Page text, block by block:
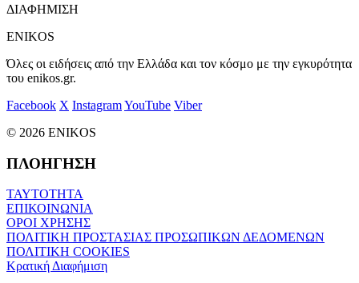
ΔΙΑΦΗΜΙΣΗ
ENIKOS
Όλες οι ειδήσεις από την Ελλάδα και τον κόσμο με την εγκυρότητα
του enikos.gr.
Facebook X InstagramYouTube Viber
© 2026 ENIKOS
ΠΛΟΗΓΗΣΗ
ΤΑΥΤΟΤΗΤΑ
ΕΠΙΚΟΙΝΩΝΙΑ
ΟΡΟΙ ΧΡΗΣΗΣ
ΠΟΛΙΤΙΚΗ ΠΡΟΣΤΑΣΙΑΣ ΠΡΟΣΩΠΙΚΩΝ ΔΕΔΟΜΕΝΩΝ
ΠΟΛΙΤΙΚΗ COOKIES
Κρατική Διαφήμιση